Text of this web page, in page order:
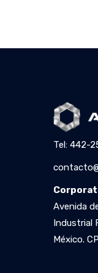
Tel: 442-
Avenida
Industrial
México.